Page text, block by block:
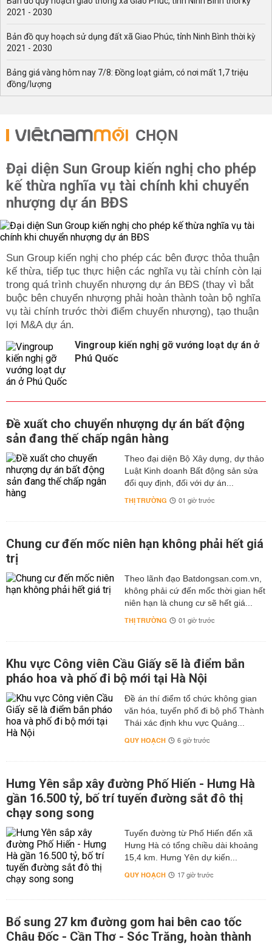
2021 - 2030
Bản đồ quy hoạch sử dụng đất xã Giao Phúc, tỉnh Ninh Bình thời kỳ
2021 - 2030
Bảng giá vàng hôm nay 7/8: Đồng loạt giảm, có nơi mất 1,7 triệu
đồng/lượng
CHỌN
Đại diện Sun Group kiến nghị cho phép
kế thừa nghĩa vụ tài chính khi chuyển
nhượng dự án BĐS
Sun Group kiến nghị cho phép các bên được thỏa thuận
kế thừa, tiếp tục thực hiện các nghĩa vụ tài chính còn lại
trong quá trình chuyển nhượng dự án BĐS (thay vì bắt
buộc bên chuyển nhượng phải hoàn thành toàn bộ nghĩa
vụ tài chính trước thời điểm chuyển nhượng), tạo thuận
lợi M&A dự án.
Vingroup kiến nghị gỡ vướng loạt dự án ở
Phú Quốc
Đề xuất cho chuyển nhượng dự án bất động
sản đang thế chấp ngân hàng
Theo đại diện Bộ Xây dựng, dự thảo
Luật Kinh doanh Bất động sản sửa
đổi quy định, đối với dự án...
THỊ TRƯỜNG 01 giờ trước
Chung cư đến mốc niên hạn không phải hết giá
trị
Theo lãnh đạo Batdongsan.com.vn,
không phải cứ đến mốc thời gian hết
niên hạn là chung cư sẽ hết giá...
THỊ TRƯỜNG 01 giờ trước
Khu vực Công viên Cầu Giấy sẽ là điểm bắn
pháo hoa và phố đi bộ mới tại Hà Nội
Đề án thí điểm tổ chức không gian
văn hóa, tuyến phố đi bộ phố Thành
Thái xác định khu vực Quảng...
QUY HOẠCH 6 giờ trước
Hưng Yên sắp xây đường Phố Hiến - Hưng Hà
gần 16.500 tỷ, bố trí tuyến đường sắt đô thị
chạy song song
Tuyến đường từ Phố Hiến đến xã
Hưng Hà có tổng chiều dài khoảng
15,4 km. Hưng Yên dự kiến...
QUY HOẠCH 17 giờ trước
Bổ sung 27 km đường gom hai bên cao tốc
Châu Đốc - Cần Thơ - Sóc Trăng, hoàn thành